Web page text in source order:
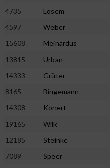
4735
Losem
4597
Weber
15608
Meinardus
13815
Urban
14333
Grüter
8165
Bingemann
14308
Konert
19165
Wilk
12185
Steinke
7089
Speer